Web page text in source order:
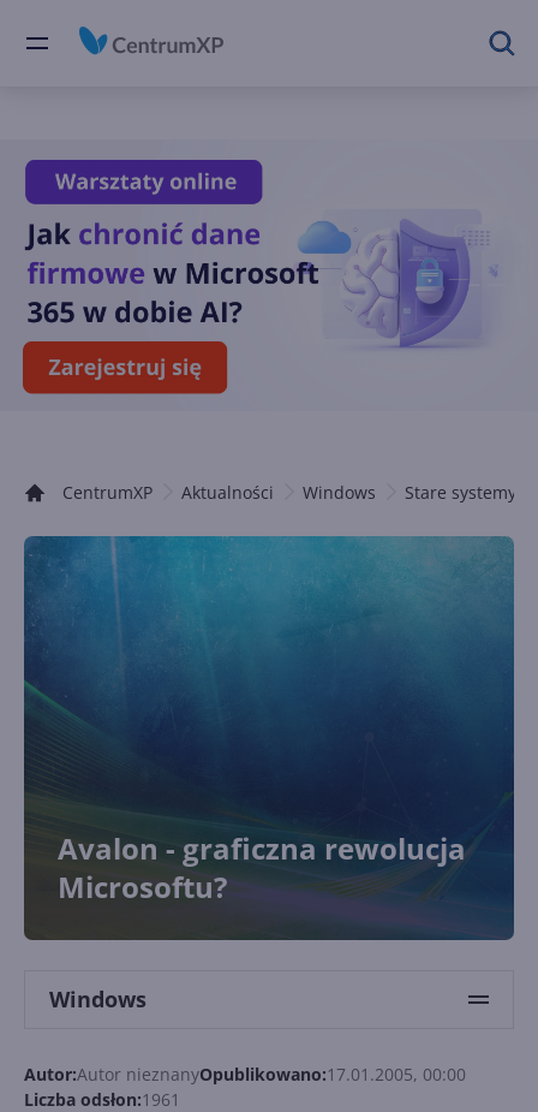
CentrumXP Aktualności Windows Stare systemy
Avalon - graficzna rewolucja
Microsoftu?
Windows
Autor:Autor nieznanyOpublikowano:17.01.2005, 00:00
Liczba odsłon:1961